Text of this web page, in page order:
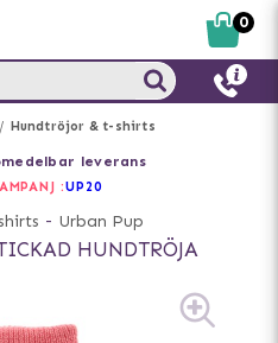
Hundtröjor & t-shirts
leverans
:UP20
- Urban Pup
HUNDTRÖJA
0